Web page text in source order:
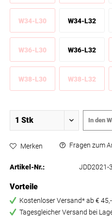
W34-L30 W34-L32
W36-L30 W36-L32
W38-L30 W38-L32
In den
Merken Fragen zum
Artikel-Nr.: JDD2021-
Vorteile
Kostenloser Versand* ab €
Tagesgleicher Versand bei